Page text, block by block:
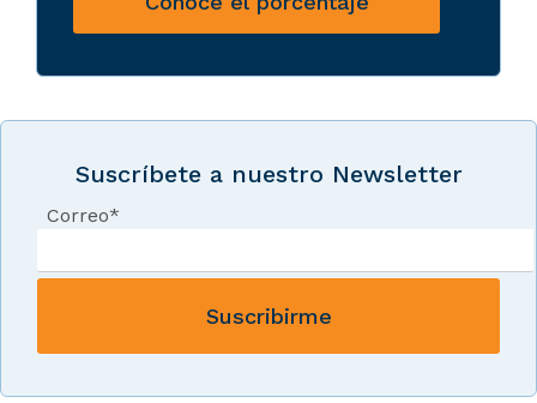
Suscríbete a nuestro Newsletter
Correo*